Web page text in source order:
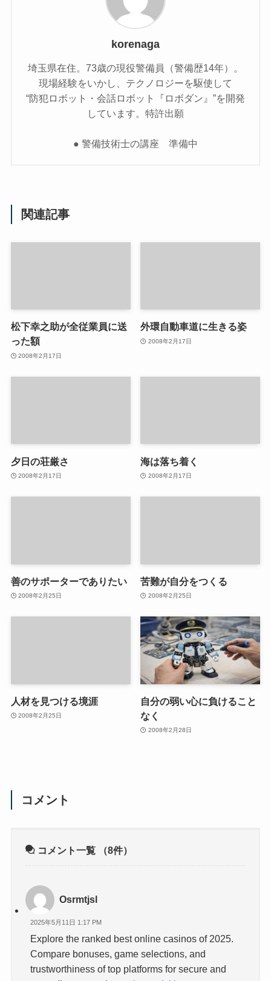
korenaga
埼玉県在住。73歳の現役警備員（警備歴14年）。
現場経験をいかし、テクノロジーを駆使して
“防犯ロボット・会話ロボット『ロボダン』”を開発
しています。特許出願
● 警備技術士の講座 準備中
関連記事
松下幸之助が全従業員に送
った額
2008年2月17日
外環自動車道に生きる姿
2008年2月17日
夕日の荘厳さ
2008年2月17日
海は落ち着く
2008年2月17日
善のサポーターでありたい
2008年2月25日
苦難が自分をつくる
2008年2月25日
人材を見つける境涯
2008年2月25日
自分の弱い心に負けること
なく
2008年2月28日
コメント
コメント一覧 （8件）
Osrmtjsl
2025年5月11日 1:17 PM
Explore the ranked best online casinos of 2025.
Compare bonuses, game selections, and
trustworthiness of top platforms for secure and